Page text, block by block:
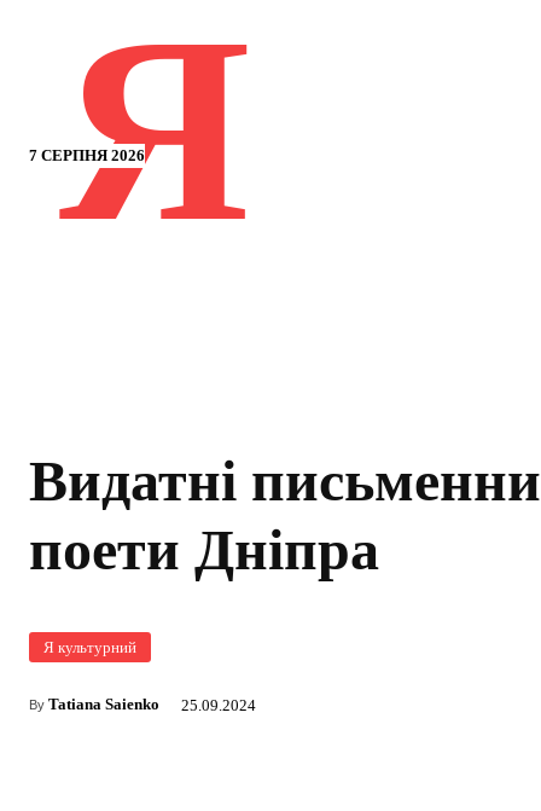
7 СЕРПНЯ 2026
Я
Видатні
поети Дніпра
Я культурний
By Tatiana Saienko 25.09.2024